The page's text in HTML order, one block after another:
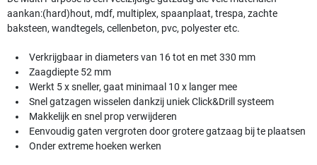
aankan:(hard)hout, mdf, multiplex, spaanplaat, trespa, zachte
baksteen, wandtegels, cellenbeton, pvc, polyester etc.
Verkrijgbaar in diameters van 16 tot en met 330 mm
Zaagdiepte 52 mm
Werkt 5 x sneller, gaat minimaal 10 x langer mee
Snel gatzagen wisselen dankzij uniek Click&Drill systeem
Makkelijk en snel prop verwijderen
Eenvoudig gaten vergroten door grotere gatzaag bij te plaatsen
Onder extreme hoeken werken